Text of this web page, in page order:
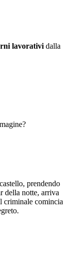
lavorativi dalla
prendendo
della notte, arriva
criminale comincia